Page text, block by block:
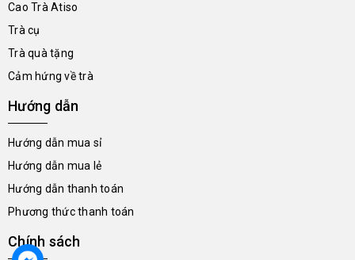
Cao Trà Atiso
Trà cụ
Trà quà tặng
Cảm hứng về trà
Hướng dẫn
Hướng dẫn mua sỉ
Hướng dẫn mua lẻ
Hướng dẫn thanh toán
Phương thức thanh toán
Chính sách